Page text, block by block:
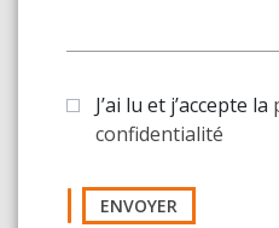
J’ai lu et j’accepte la
confidentialité
ENVOYER